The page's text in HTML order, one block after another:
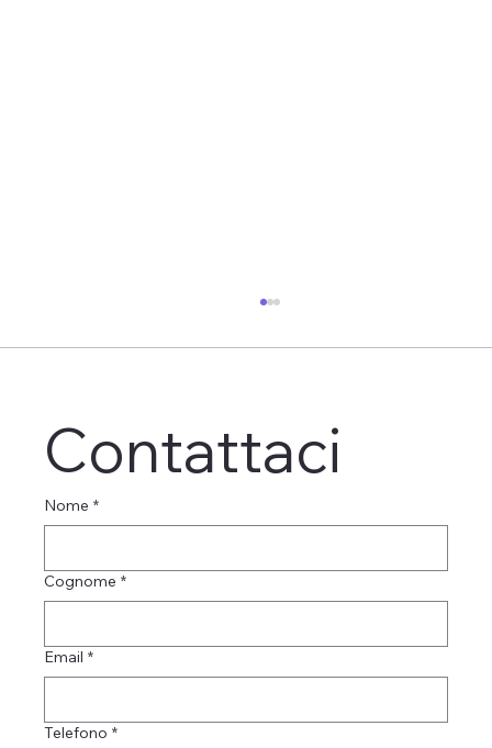
Maria Teresa Lo Duca ved. Fuscà
Contattaci
Nome *
Cognome *
Email *
Telefono *